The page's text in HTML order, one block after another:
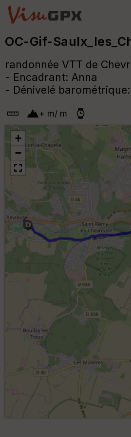
OC-Gif-
randonnée VTT de
- Encadrant: Anna
- Dénivelé barométrique:
+ m/ m
+
−